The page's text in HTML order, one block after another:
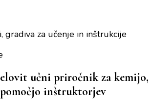
gradiva za učenje in inštrukcije
učni priročnik za kemijo,
inštruktorjev